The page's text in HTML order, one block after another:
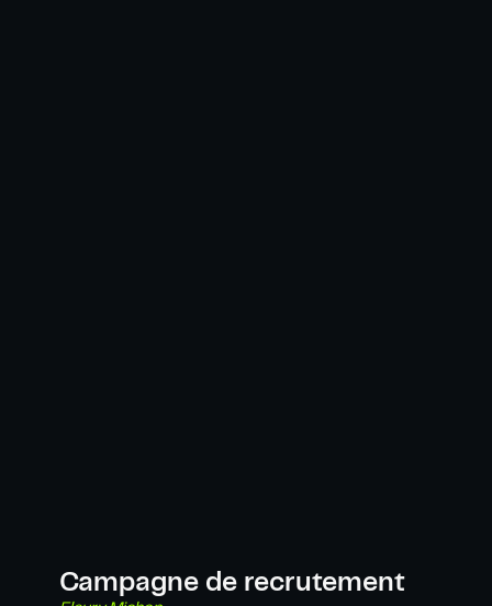
Campagne de recrutement